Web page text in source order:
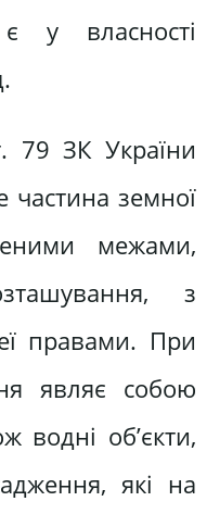
у власності
79 ЗК України
земної
межами,
з
правами. При
являє собою
водні об’єкти,
які на